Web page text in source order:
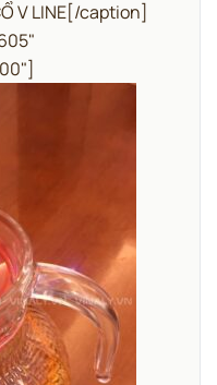
V LINE[/caption]